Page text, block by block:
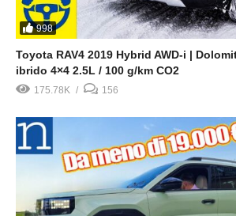
998
Toyota RAV4 2019 Hybrid AWD-i |
ibrido 4×4 2.5L / 100 g/km CO2
175.78K 156